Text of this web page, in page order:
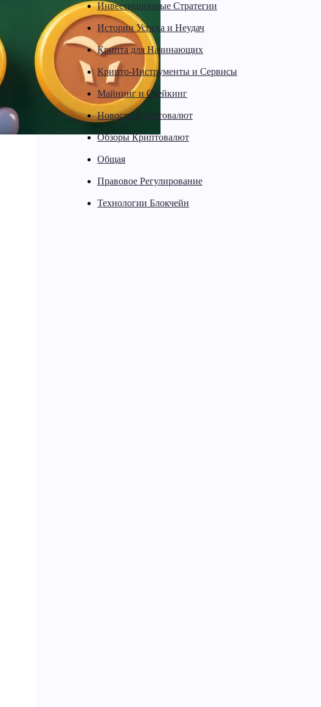
Инвестиционные Стратегии
Истории Успеха и Неудач
Крипта для Начинающих
Крипто-Инструменты и Сервисы
Майнинг и Стейкинг
Новости Криптовалют
Обзоры Криптовалют
Общая
Правовое Регулирование
Технологии Блокчейн